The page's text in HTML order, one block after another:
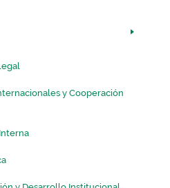
y Cooperación